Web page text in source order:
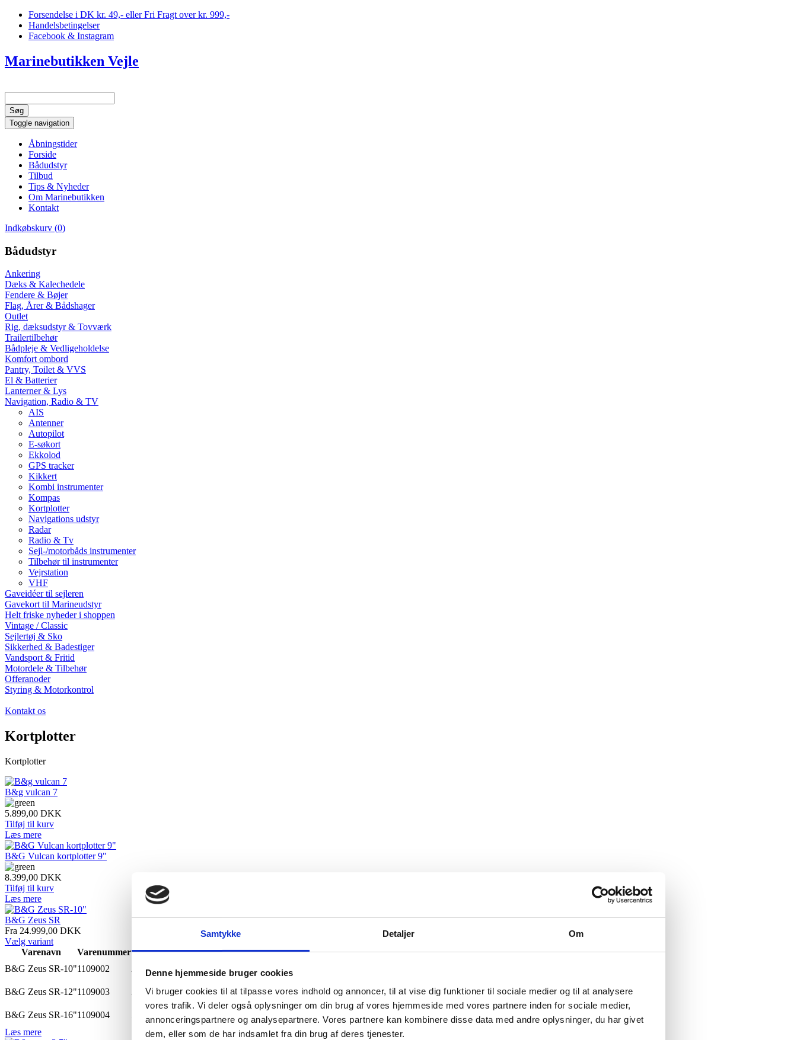
Samtykke Detaljer Om
Denne hjemmeside bruger cookies
Vi bruger cookies til at tilpasse vores indhold og annoncer, til at vise dig funktioner til sociale medier og til at analysere
vores trafik. Vi deler også oplysninger om din brug af vores hjemmeside med vores partnere inden for sociale medier,
annonceringspartnere og analysepartnere. Vores partnere kan kombinere disse data med andre oplysninger, du har givet
dem, eller som de har indsamlet fra din brug af deres tjenester.
Forsendelse i DK kr. 49,- eller Fri Fragt over kr. 999,-
Handelsbetingelser
Facebook & Instagram
Marinebutikken Vejle
Toggle navigation
Åbningstider
Forside
Bådudstyr
Tilbud
Tips & Nyheder
Om Marinebutikken
Kontakt
Indkøbskurv (0)
Bådudstyr
Ankering
Dæks & Kalechedele
Fendere & Bøjer
Flag, Årer & Bådshager
Outlet
Rig, dæksudstyr & Tovværk
Trailertilbehør
Bådpleje & Vedligeholdelse
Komfort ombord
Pantry, Toilet & VVS
El & Batterier
Lanterner & Lys
Navigation, Radio & TV
AIS
Antenner
Autopilot
E-søkort
Ekkolod
GPS tracker
Kikkert
Kombi instrumenter
Kompas
Kortplotter
Navigations udstyr
Radar
Radio & Tv
Sejl-/motorbåds instrumenter
Tilbehør til instrumenter
Vejrstation
VHF
Gaveidéer til sejleren
Gavekort til Marineudstyr
Helt friske nyheder i shoppen
Vintage / Classic
Sejlertøj & Sko
Sikkerhed & Badestiger
Vandsport & Fritid
Motordele & Tilbehør
Offeranoder
Styring & Motorkontrol
Kontakt os
Kortplotter
Kortplotter
B&g vulcan 7
5.899,00 DKK
Tilføj til kurv
Læs mere
B&G Vulcan kortplotter 9"
8.399,00 DKK
Tilføj til kurv
Læs mere
B&G Zeus SR
Fra 24.999,00 DKK
Vælg variant
Varenavn
Varenummer
Pris
B&G Zeus SR-10"1109002 24.999,00 DKK
Tilføj til kurv
B&G Zeus SR-12"1109003 36.999,00DKK
Tilføj til kurv
B&G Zeus SR-16"1109004 DKK
stk.
Tilføj til kurv
Læs mere